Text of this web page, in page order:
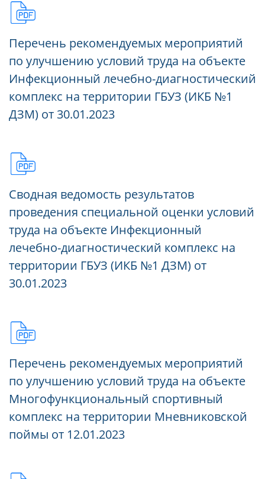
Перечень рекомендуемых мероприятий
по улучшению условий труда на объекте
Инфекционный лечебно-диагностический
комплекс на территории ГБУЗ (ИКБ №1
ДЗМ) от 30.01.2023
Сводная ведомость результатов
проведения специальной оценки условий
труда на объекте Инфекционный
лечебно-диагностический комплекс на
территории ГБУЗ (ИКБ №1 ДЗМ) от
30.01.2023
Перечень рекомендуемых мероприятий
по улучшению условий труда на объекте
Многофункциональный спортивный
комплекс на территории Мневниковской
поймы от 12.01.2023